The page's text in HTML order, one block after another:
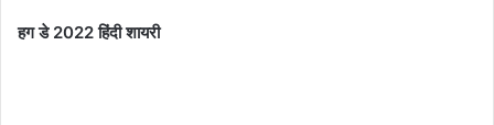
हग डे 2022 हिंदी शायरी